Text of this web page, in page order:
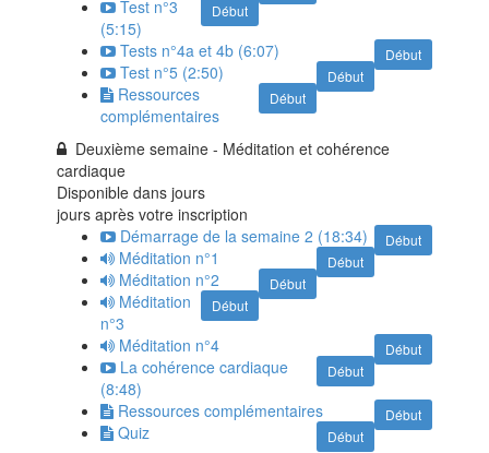
Début
Test n°3
(5:15)
Début
Tests n°4a et 4b (6:07)
Début
Test n°5 (2:50)
Début
Ressources
complémentaires
Deuxième semaine - Méditation et cohérence
cardiaque
Disponible dansjours
jours après votre inscription
Début
Démarrage de la semaine 2 (18:34)
Début
Méditation n°1
Début
Méditation n°2
Début
Méditation
n°3
Début
Méditation n°4
Début
La cohérence cardiaque
(8:48)
Début
Ressources complémentaires
Début
Quiz